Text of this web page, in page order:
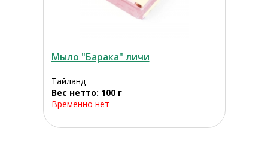
Мыло "Барака" личи
Тайланд
Вес нетто: 100 г
Временно нет